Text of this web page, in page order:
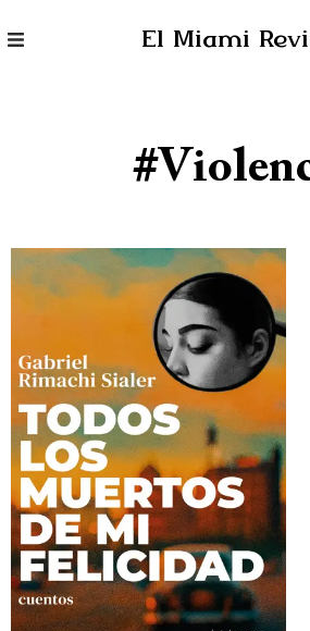
El Miami